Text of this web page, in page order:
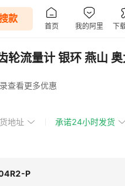
轮流量计 银环 燕山
查看更多优惠
地址 承诺24小时发货
P